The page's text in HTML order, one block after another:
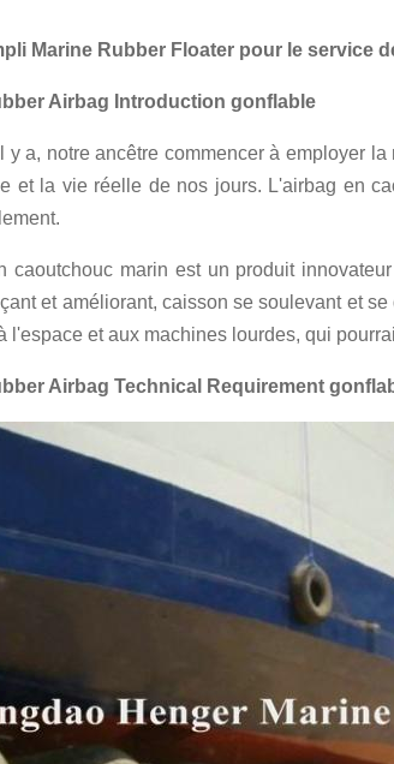
Marine Rubber Floater pour le service
Airbag Introduction gonflable
y a, notre ancêtre commencer à employer
et la vie réelle de nos jours. L'airbag en
caoutchouc marin est un produit
et améliorant, caisson se soulevant et
l'espace et aux machines lourdes, qui
Airbag Technical Requirement